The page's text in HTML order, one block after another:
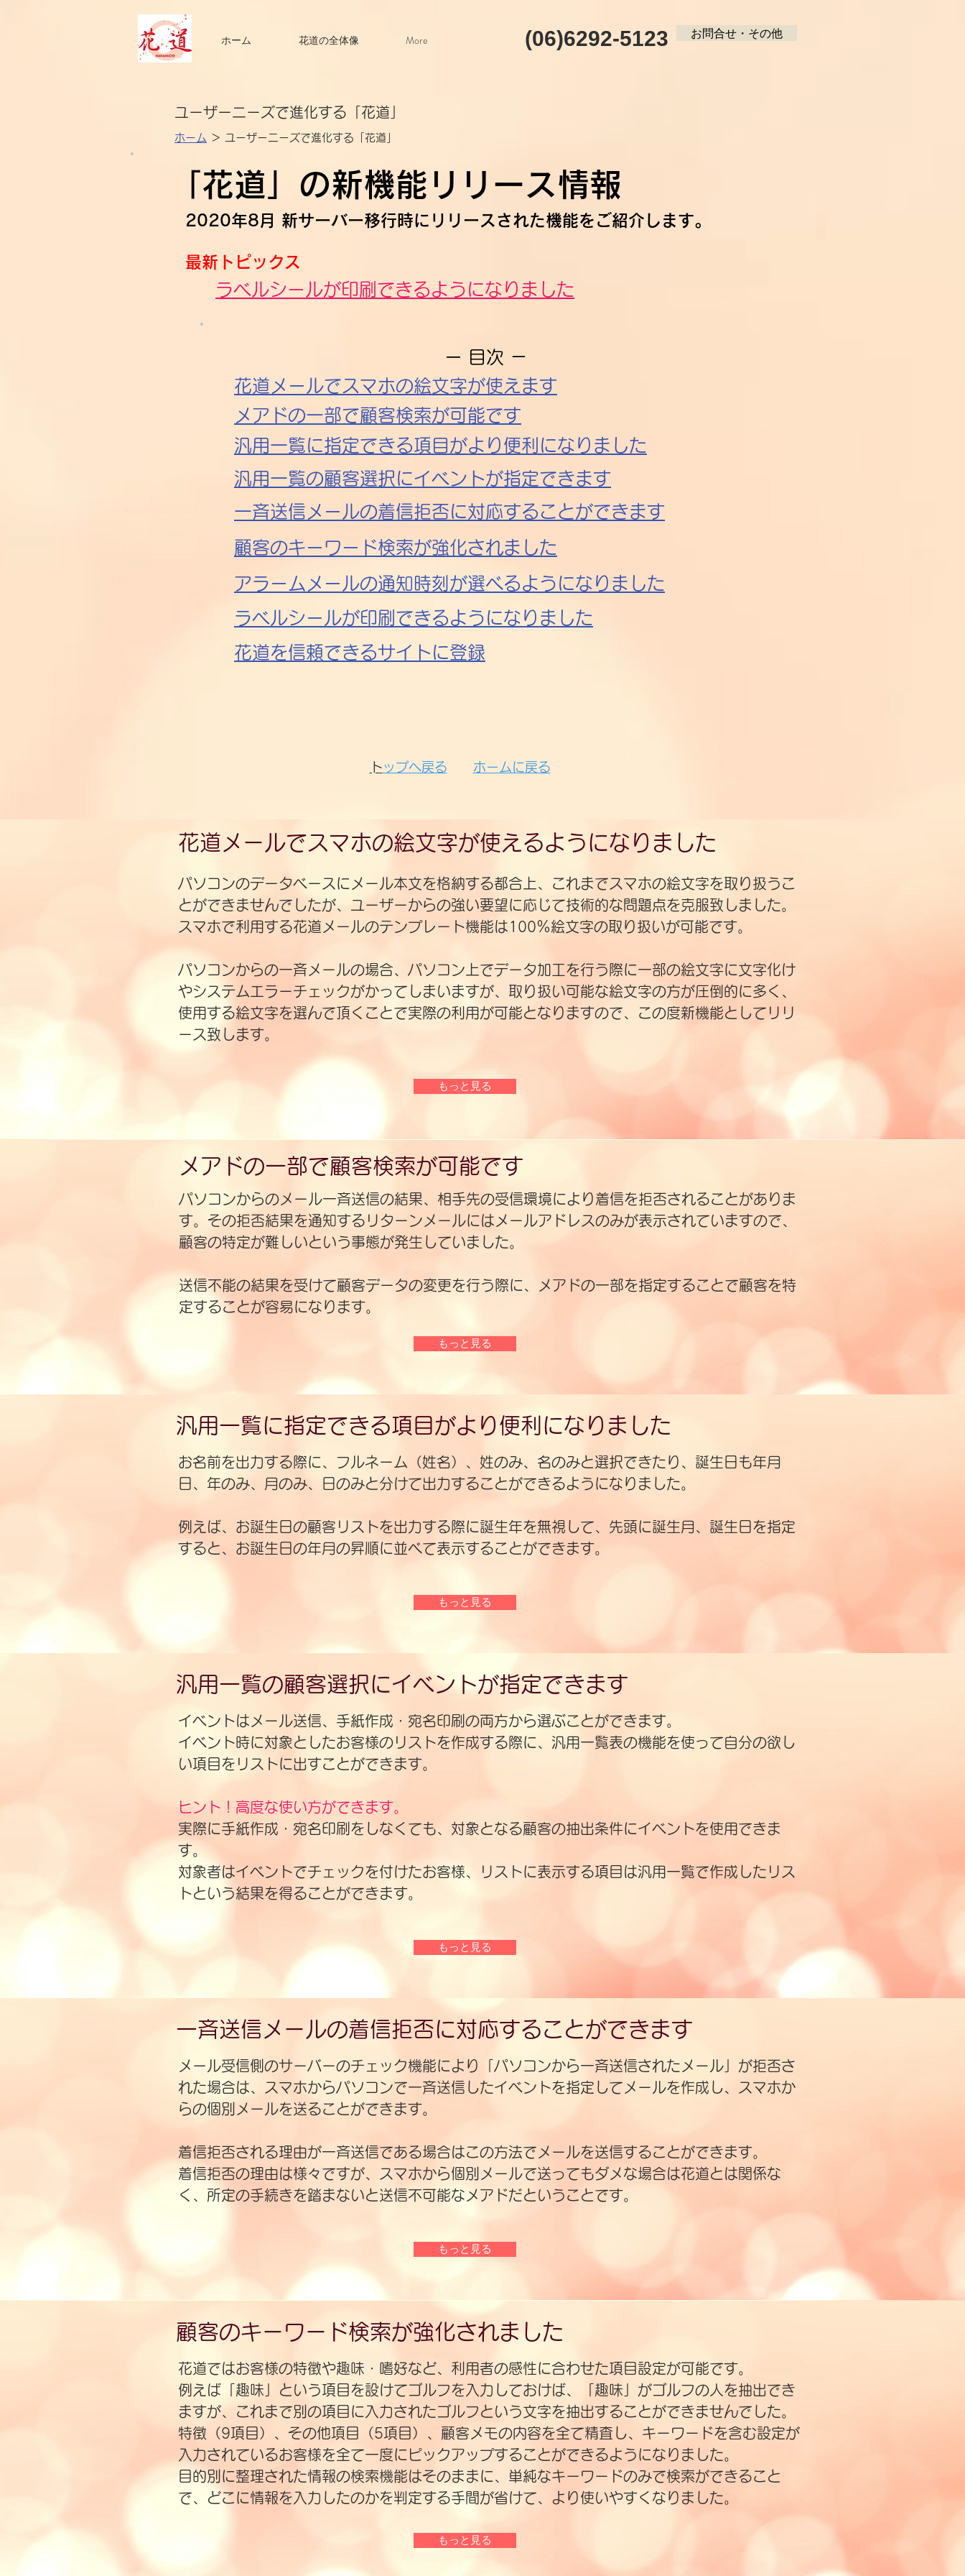
ホーム 花道の全体像 More (06)6292-5123 お問合せ・その他
​ユーザーニーズで進化する「花道」
ホーム ＞ ユーザーニーズで進化する ​「花道」
​「花道」の新機能リリース情報
2020年8月 新サーバー移行時にリリースされた機能をご紹介します。
最新トピックス
ラベルシールが印刷できるようになりました
ー 目次 －
花道メールでスマホの絵文字が使えます
メアドの一部で顧客検索が可能です
汎用一覧に指定できる項目がより便利になりました
汎用一覧の顧客選択にイベントが指定できます
一斉送信メールの着信拒否に対応する​ことができます
​顧客のキーワード検索が強化されました
​アラームメールの通知時刻が選べるようになりました
​ラベルシールが印刷できるようになりました
​花道を信頼できるサイトに登録
​トップへ戻る​​ ホーム に戻る
花道メールでスマホの絵文字が使えるようになりました
​パソコンのデータベースにメール本文を格納する都合上、これまでスマホの絵文字を取り扱うこ
とができませんでしたが、ユーザーからの強い要望に応じて技術的な問題点を克服致しました。
スマホで利用する花道メールのテンプレート機能は100％絵文字の取り扱いが可能です。
パソコンからの一斉メールの場合、パソコン上でデータ加工を行う際に一部の絵文字に文字化け
やシステムエラーチェックがかってしまいますが、取り扱い可能な絵文字の方が圧倒的に多く、
使用する絵文字を選んで頂くことで実際の利用が可能となりますので、この度新機能としてリリ
ース致します。
もっと見る
メアドの一部で顧客検索が可能です
パソコンからのメール一斉送信の結果、相手先の受信環境により着信を拒否されることがありま
す。その拒否結果を通知するリターンメールにはメールアドレスのみが表示されていますので、
顧客の特定が難しいという事態が発生していました。
送信不能の結果を受けて顧客データの変更を行う際に、メアドの一部を指定することで顧客を特
定することが容易になります。
もっと見る
汎用一覧に指定できる項目がより便利になりました
お名前を出力する際に、フルネーム（姓名）、姓のみ、名のみと選択できたり、誕生日も年月
日、年のみ、月のみ、日のみと分けて出力することができるようになりました。
​例えば、お誕生日の顧客リストを出力する際に誕生年を無視して、先頭に誕生月、誕生日を指定
すると、お誕生日の年月の昇順に並べて表示することができます。
もっと見る
汎用一覧の顧客選択にイベントが指定できます
イベントはメール送信、手紙作成・宛名印刷の両方から選ぶことができます。
イベント時に対象としたお客様のリストを作成する際に、汎用一覧表の機能を使って自分の欲し
い項目をリストに出すことができます。
ヒント！高度な使い方ができます。
​実際に手紙作成・宛名印刷をしなくても、対象となる顧客の抽出条件にイベントを使用できま
す。
​対象者はイベントでチェックを付けたお客様、リストに表示する項目は汎用一覧で作成したリス
トという結果を得ることができます。
もっと見る
一斉送信メールの着信拒否に対応する​ことができます
メール受信側のサーバーのチェック機能により「パソコンから一斉送信されたメール」が拒否さ
れた場合は、スマホからパソコンで一斉送信したイベントを指定してメールを作成し、スマホか
らの個別メールを送ることができます。
​着信拒否される理由が一斉送信である場合はこの方法でメールを送信することができます。
着信拒否の理由は様々ですが、スマホから個別メールで送ってもダメな場合は花道とは関係な
く、所定の手続きを踏まないと送信不可能なメアドだということです。
もっと見る
顧客のキーワード検索が強化されました
花道ではお客様の特徴や趣味・嗜好など、利用者の感性に合わせた項目設定が可能です。
例えば「趣味」という項目を設けてゴルフを入力しておけば、「趣味」がゴルフの人を抽出でき
ますが、これまで別の項目に入力されたゴルフという文字を抽出することができませんでした。
​特徴（9項目）、その他項目（5項目）、顧客メモの内容を全て精査し、キーワードを含む設定が
入力されているお客様を全て一度にピックアップすることができるようになりました。
目的別に整理された情報の検索機能はそのままに、単純なキーワードのみで検索ができること
で、​どこに情報を入力したのかを判定する手間が省けて、より使いやすくなりました。
もっと見る